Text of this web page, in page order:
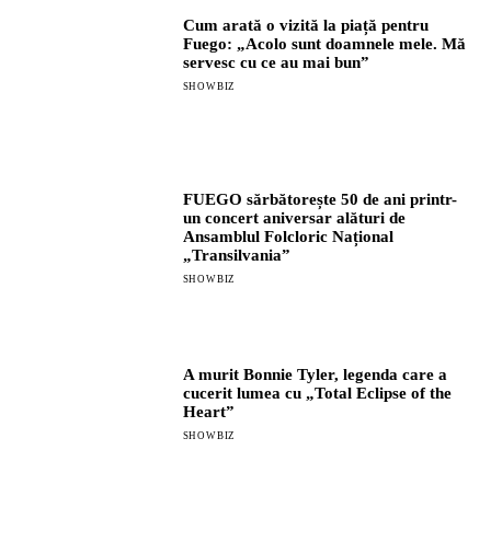
Cum arată o vizită la piață pentru
Fuego: „Acolo sunt doamnele mele. Mă
servesc cu ce au mai bun”
SHOWBIZ
FUEGO sărbătorește 50 de ani printr-
un concert aniversar alături de
Ansamblul Folcloric Național
„Transilvania”
SHOWBIZ
A murit Bonnie Tyler, legenda care a
cucerit lumea cu „Total Eclipse of the
Heart”
SHOWBIZ